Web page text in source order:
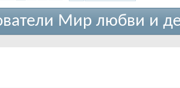
Мир любви и